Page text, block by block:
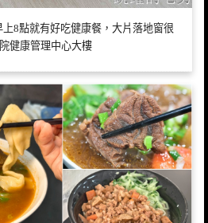
8點就有好吃健康餐，大片落地窗很
健康管理中心大樓